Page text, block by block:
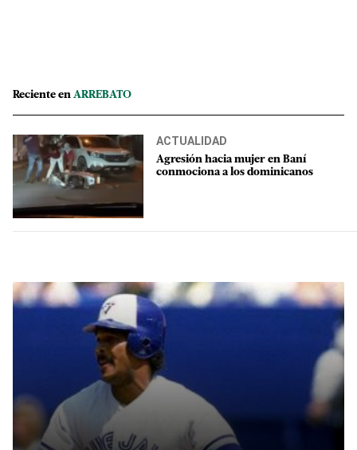
Reciente en ARREBATO
ACTUALIDAD
Agresión hacia mujer en Baní
conmociona a los dominicanos